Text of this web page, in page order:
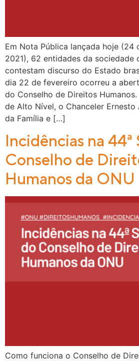
Em Nota Pública lançada hoje (24
2021), 62 entidades da sociedade
contestam discurso do Estado
dia 22 de fevereiro ocorreu a
do Conselho de Direitos
de Alto Nível, o Chanceler Ernesto
da Família e […]
Incidências na 44ª
Conselho de
Humanos da ONU
Como funciona o Conselho de